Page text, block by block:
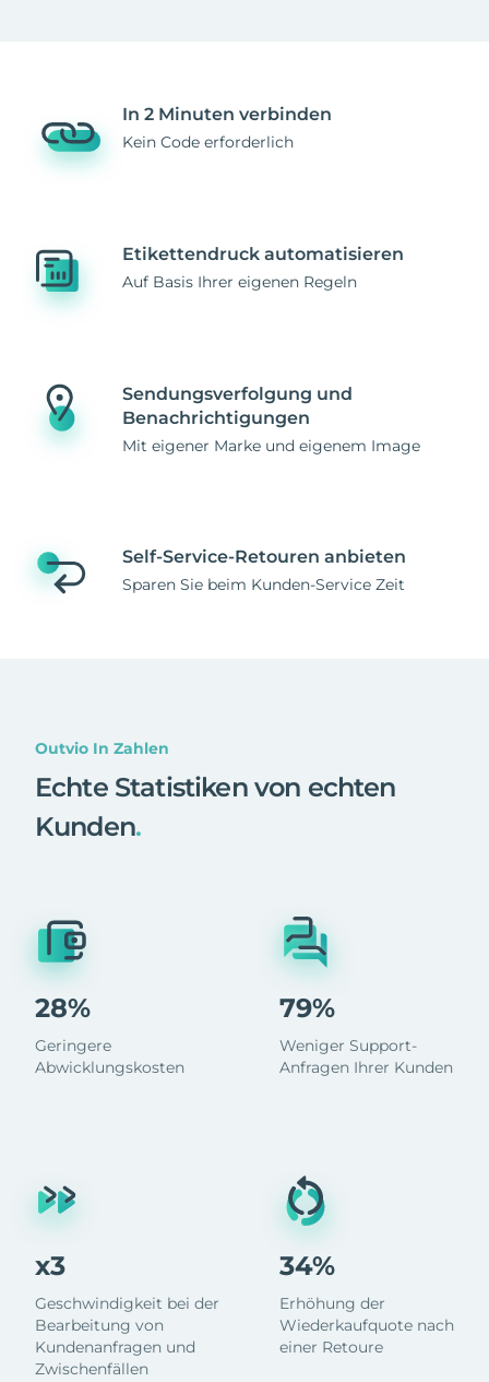
In 2 Minuten verbinden
Kein Code erforderlich
Etikettendruck automatisieren
Auf Basis Ihrer eigenen Regeln
Sendungsverfolgung und
Benachrichtigungen
Mit eigener Marke und eigenem Image
Self-Service-Retouren anbieten
Sparen Sie beim Kunden-Service Zeit
Outvio In Zahlen
Echte Statistiken von echten
Kunden.
28%
Geringere
Abwicklungskosten
x3
Geschwindigkeit bei der
Bearbeitung von
Kundenanfragen und
Zwischenfällen
79%
Weniger Support-
Anfragen Ihrer Kunden
34%
Erhöhung der
Wiederkaufquote nach
einer Retoure